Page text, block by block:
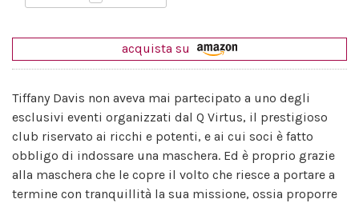
acquista su
Tiffany Davis non aveva mai partecipato a uno degli
esclusivi eventi organizzati dal Q Virtus, il prestigioso
club riservato ai ricchi e potenti, e ai cui soci è fatto
obbligo di indossare una maschera. Ed è proprio grazie
alla maschera che le copre il volto che riesce a portare a
termine con tranquillità la sua missione, ossia proporre